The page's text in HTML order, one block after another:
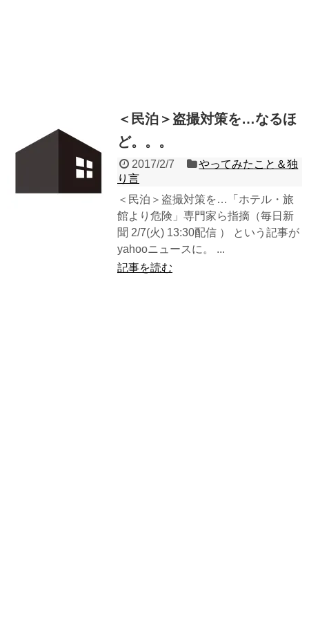
＜民泊＞盗撮対策を…なるほ
ど。。。
2017/2/7
やってみたこと＆独
り言
＜民泊＞盗撮対策を…「ホテル・旅
館より危険」専門家ら指摘（毎日新
聞 2/7(火) 13:30配信 ） という記事が
yahooニュースに。 ...
記事を読む